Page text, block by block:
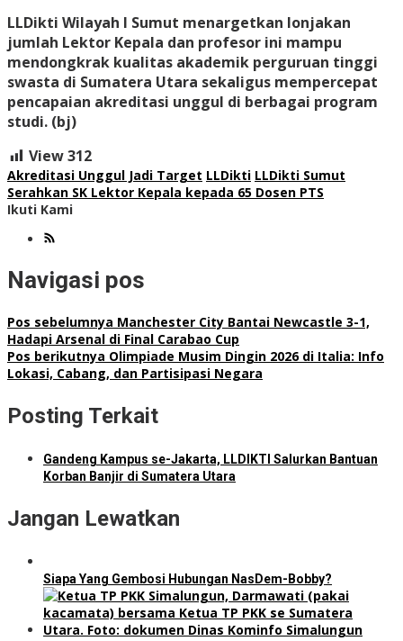
LLDikti Wilayah I Sumut menargetkan lonjakan
jumlah Lektor Kepala dan profesor ini mampu
mendongkrak kualitas akademik perguruan tinggi
swasta di Sumatera Utara sekaligus mempercepat
pencapaian akreditasi unggul di berbagai program
studi. (bj)
View312
Akreditasi Unggul Jadi Target LLDikti LLDikti Sumut
Serahkan SK Lektor Kepala kepada 65 Dosen PTS
Ikuti Kami
Navigasi pos
Pos sebelumnya Manchester City Bantai Newcastle 3-1,
Hadapi Arsenal di Final Carabao Cup
Pos berikutnya Olimpiade Musim Dingin 2026 di Italia: Info
Lokasi, Cabang, dan Partisipasi Negara
Posting Terkait
Gandeng Kampus se-Jakarta, LLDIKTI Salurkan Bantuan
Korban Banjir di Sumatera Utara
Jangan Lewatkan
Siapa Yang Gembosi Hubungan NasDem-Bobby?